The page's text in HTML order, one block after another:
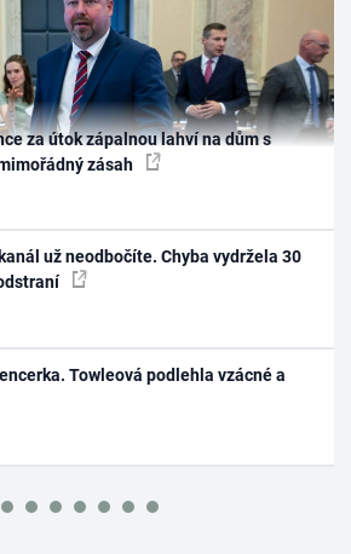
za útok zápalnou lahví na dům s
zásah
už neodbočíte. Chyba vydržela 30
Towleová podlehla vzácné a